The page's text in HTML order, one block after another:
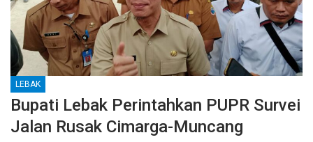
LEBAK
Bupati Lebak Perintahkan PUPR Survei
Jalan Rusak Cimarga-Muncang